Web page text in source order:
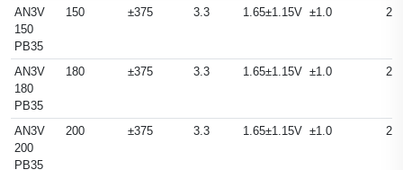
AN3V
150
PB35
150 ±375 3.3 1.65±1.15V ±1.0
AN3V
180
PB35
180 ±375 3.3 1.65±1.15V ±1.0
AN3V
200
PB35
200 ±375 3.3 1.65±1.15V ±1.0